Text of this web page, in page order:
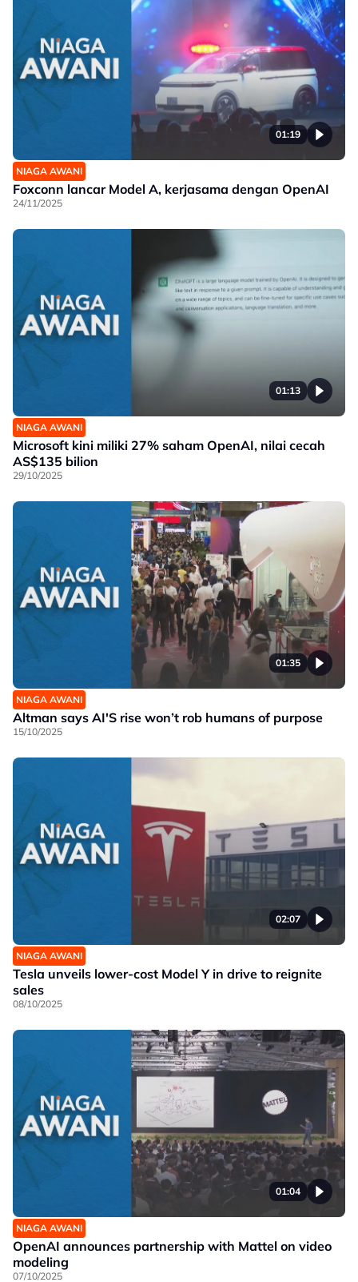
01:19
NIAGA AWANI
Foxconn lancar Model A, kerjasama dengan OpenAI
24/11/2025
01:13
NIAGA AWANI
Microsoft kini miliki 27% saham OpenAI, nilai cecah
AS$135 bilion
29/10/2025
01:35
NIAGA AWANI
Altman says AI'S rise won’t rob humans of purpose
15/10/2025
02:07
NIAGA AWANI
Tesla unveils lower-cost Model Y in drive to reignite
sales
08/10/2025
01:04
NIAGA AWANI
OpenAI announces partnership with Mattel on video
modeling
07/10/2025